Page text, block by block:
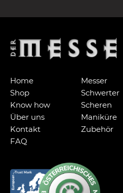
Home
Shop
Know how
Über uns
Kontakt
FAQ
Messer
Schwerter
Scheren
Maniküre
Zubehör